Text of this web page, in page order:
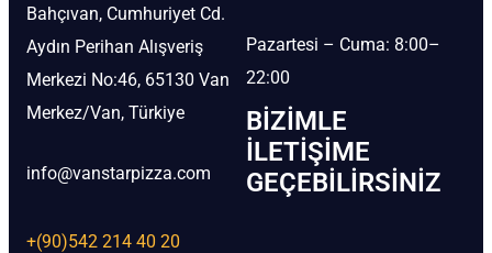
Bahçıvan, Cumhuriyet Cd.
Aydın Perihan Alışveriş
Merkezi No:46, 65130 Van
Merkez/Van, Türkiye
info@vanstarpizza.com
+(90)542 214 40 20
Pazartesi – Cuma: 8:00–
22:00
BIZIMLE
İLETIŞIME
GEÇEBILIRSINIZ